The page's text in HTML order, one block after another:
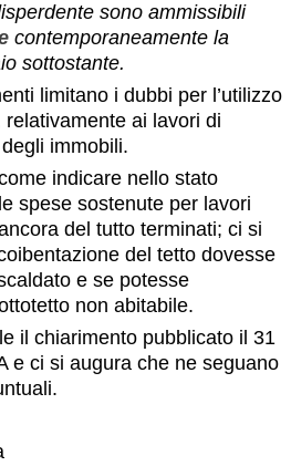
sono ammissibili
contemporaneamente la
sottostante.
limitano i dubbi per l’utilizzo
ai lavori di
immobili.
indicare nello stato
spese sostenute per lavori
del tutto terminati; ci si
del tetto dovesse
e se potesse
non abitabile.
il chiarimento pubblicato il 31
e ci si augura che ne seguano